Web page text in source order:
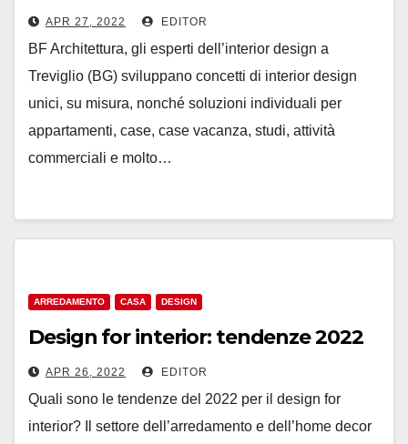
APR 27, 2022 EDITOR
BF Architettura, gli esperti dell’interior design a
Treviglio (BG) sviluppano concetti di interior design
unici, su misura, nonché soluzioni individuali per
appartamenti, case, case vacanza, studi, attività
commerciali e molto…
ARREDAMENTO CASA DESIGN
Design for interior: tendenze 2022
APR 26, 2022 EDITOR
Quali sono le tendenze del 2022 per il design for
interior? Il settore dell’arredamento e dell’home decor